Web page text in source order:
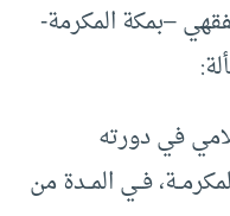
–بمكة المكرمة-
في دورته
فــي المــدة من